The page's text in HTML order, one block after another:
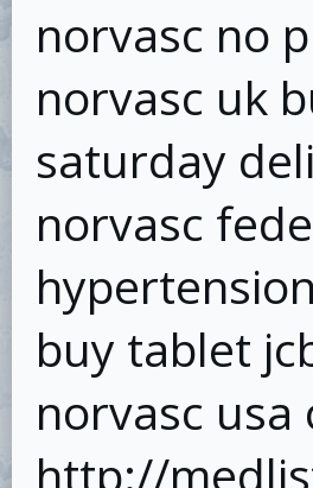
norvasc no
norvasc uk
saturday
norvasc
buy tablet
norvasc
http://